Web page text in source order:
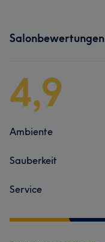
Salonbewertungen
4,9
Ambiente
Sauberkeit
Service